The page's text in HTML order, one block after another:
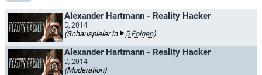
Alexander Hartmann - Reality Hacker
D, 2014
(Schauspieler in 5 Folgen)
Alexander Hartmann - Reality Hacker
D, 2014
(Moderation)